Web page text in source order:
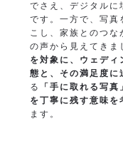
でさえ、デジタルに
です。一方で、写真
こし、家族とのつな
の声から見えてきま
を対象に、ウェディ
態と、その満足度に
る
「手に取れる写
を丁寧に残す意味を
ます。